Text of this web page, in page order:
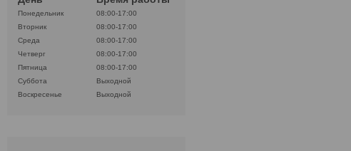
Понедельник
08:00-17:00
Вторник
08:00-17:00
Среда
08:00-17:00
Четверг
08:00-17:00
Пятница
08:00-17:00
Суббота
Выходной
Воскресенье
Выходной